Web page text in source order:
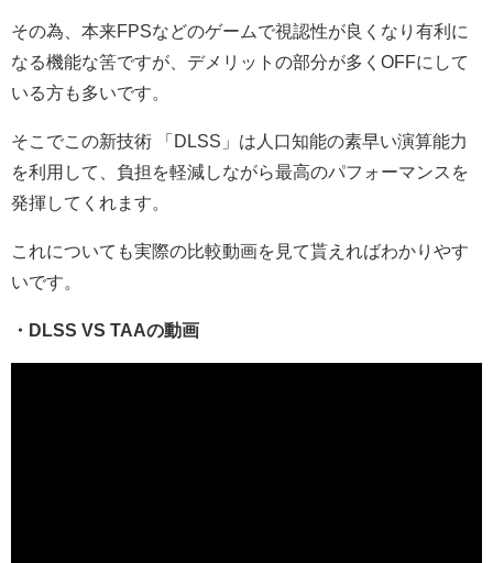
その為、本来FPSなどのゲームで視認性が良くなり有利に
なる機能な筈ですが、デメリットの部分が多くOFFにして
いる方も多いです。
そこでこの新技術 「DLSS」は人口知能の素早い演算能力
を利用して、負担を軽減しながら最高のパフォーマンスを
発揮してくれます。
これについても実際の比較動画を見て貰えればわかりやす
いです。
・DLSS VS TAAの動画